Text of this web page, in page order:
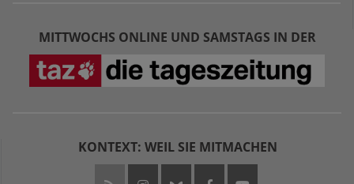
MITTWOCHS ONLINE UND SAMSTAGS IN DER
KONTEXT: WEIL SIE MITMACHEN